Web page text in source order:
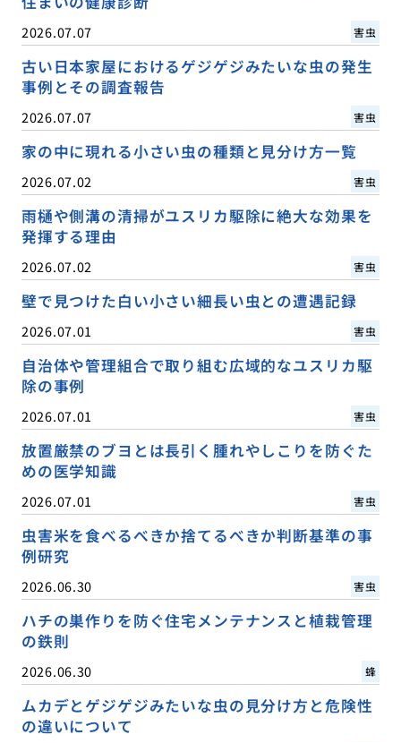
2026.07.07 害虫
古い日本家屋におけるゲジゲジみたいな虫の発生
事例とその調査報告
2026.07.07 害虫
家の中に現れる小さい虫の種類と見分け方一覧
2026.07.02 害虫
雨樋や側溝の清掃がユスリカ駆除に絶大な効果を
発揮する理由
2026.07.02 害虫
壁で見つけた白い小さい細長い虫との遭遇記録
2026.07.01 害虫
自治体や管理組合で取り組む広域的なユスリカ駆
除の事例
2026.07.01 害虫
放置厳禁のブヨとは長引く腫れやしこりを防ぐた
めの医学知識
2026.07.01 害虫
虫害米を食べるべきか捨てるべきか判断基準の事
例研究
2026.06.30 害虫
ハチの巣作りを防ぐ住宅メンテナンスと植栽管理
の鉄則
2026.06.30 蜂
ムカデとゲジゲジみたいな虫の見分け方と危険性
の違いについて